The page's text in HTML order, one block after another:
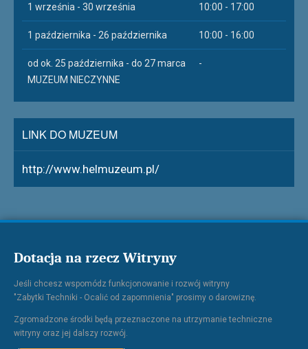
1 września - 30 września 10:00 - 17:00
1 października - 26 października 10:00 - 16:00
od ok. 25 października - do 27 marca
MUZEUM NIECZYNNE
-
LINK DO MUZEUM
http://www.helmuzeum.pl/
Dotacja na rzecz Witryny
Jeśli chcesz wspomódz funkcjonowanie i rozwój witryny
"Zabytki Techniki - Ocalić od zapomnienia" prosimy o darowiznę.
Zgromadzone środki będą przeznaczone na utrzymanie techniczne
witryny oraz jej dalszy rozwój.